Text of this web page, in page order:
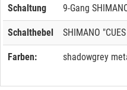
Schaltung 9-Gang
Schalthebel SHIMANO
Farben: shadowgrey